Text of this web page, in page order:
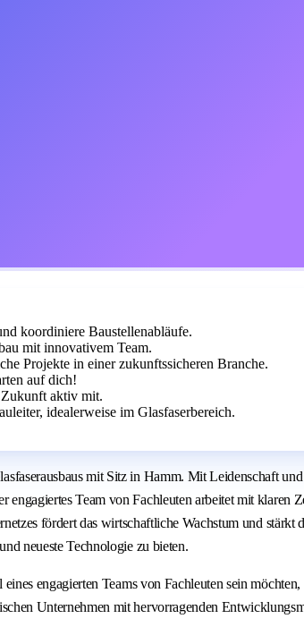
koordiniere Baustellenabläufe.
mit innovativem Team.
Projekte in einer zukunftssicheren Branche.
auf dich!
Zukunft aktiv mit.
idealerweise im Glasfaserbereich.
mit Sitz in Hamm. Mit Leidenschaft
Team von Fachleuten arbeitet mit klaren
fördert das wirtschaftliche Wachstum und
neueste Technologie zu bieten.
engagierten Teams von Fachleuten sein
Unternehmen mit hervorragenden